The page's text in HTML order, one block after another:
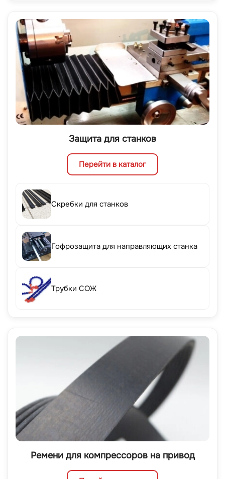
Защита для станков
Перейти в каталог
Скребки для станков
Гофрозащита для направляющих станка
Трубки СОЖ
Ремени для компрессоров на привод